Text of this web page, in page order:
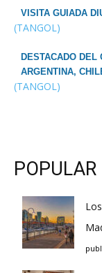
VISITA GUIADA
(TANGOL)
DESTACADO DEL
ARGENTINA,
(TANGOL)
POPULAR